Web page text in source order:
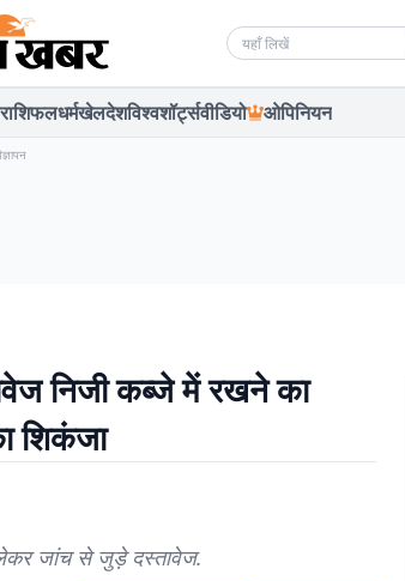
Search news
राशिफलधर्मखेलदेशविश्वशॉर्ट्सवीडियो ओपिनियन
निजी कब्जे में रखने का
शिकंजा
लेकर जांच से जुड़े दस्तावेज.